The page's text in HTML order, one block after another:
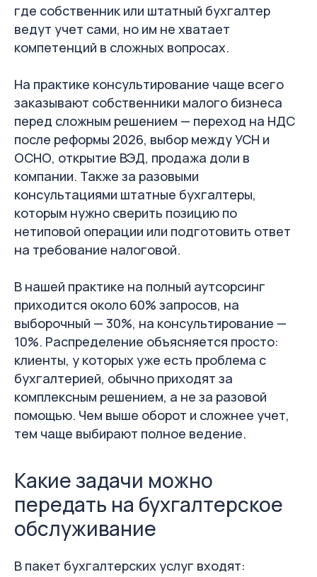
где собственник или штатный бухгалтер
ведут учет сами, но им не хватает
компетенций в сложных вопросах.
На практике консультирование чаще всего
заказывают собственники малого бизнеса
перед сложным решением — переход на НДС
после реформы 2026, выбор между УСН и
ОСНО, открытие ВЭД, продажа доли в
компании. Также за разовыми
консультациями штатные бухгалтеры,
которым нужно сверить позицию по
нетиповой операции или подготовить ответ
на требование налоговой.
В нашей практике на полный аутсорсинг
приходится около 60% запросов, на
выборочный — 30%, на консультирование —
10%. Распределение объясняется просто:
клиенты, у которых уже есть проблема с
бухгалтерией, обычно приходят за
комплексным решением, а не за разовой
помощью. Чем выше оборот и сложнее учет,
тем чаще выбирают полное ведение.
Какие задачи можно
передать на бухгалтерское
обслуживание
В пакет бухгалтерских услуг входят: